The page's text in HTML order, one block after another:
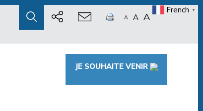
A A A
French ▼
JE SOUHAITE VENIR